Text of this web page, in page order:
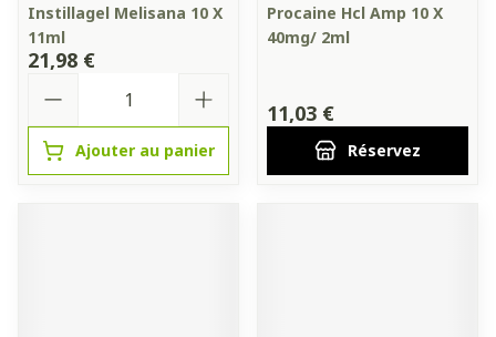
Instillagel Melisana 10 X
11ml
21,98 €
Ajouter au panier
Procaine Hcl Amp 10 X
40mg/ 2ml
11,03 €
Réservez